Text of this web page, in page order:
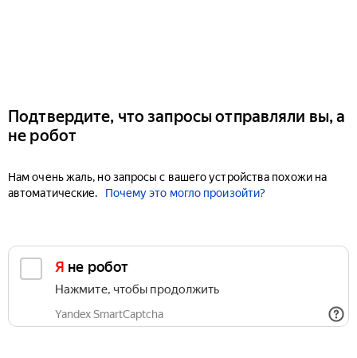
Подтвердите, что запросы отправляли вы, а
не робот
Нам очень жаль, но запросы с вашего устройства похожи на
автоматические.
Почему это могло произойти?
Я не робот
Нажмите, чтобы продолжить
Yandex SmartCaptcha